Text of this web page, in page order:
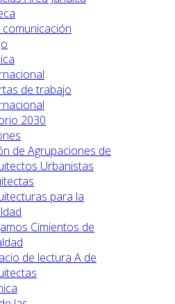
comunicación
de trabajo
2030
de Agrupaciones de
Urbanistas
para la
Cimientos de
de lectura A de